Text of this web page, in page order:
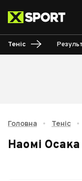
Теніс
Головна • Теніс •
Наомі Осака